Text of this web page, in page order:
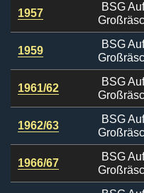
1957
BSG
1959
BSG
1961/62
BSG
1962/63
BSG
1966/67
BSG